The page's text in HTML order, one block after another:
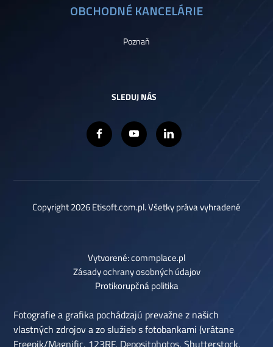
OBCHODNÉ KANCELÁRIE
Poznaň
SLEDUJ NÁS
Copyright 2026 Etisoft.com.pl. Všetky práva vyhradené
Vytvorené: commplace.pl
Zásady ochrany osobných údajov
Protikorupčná politika
Fotografie a grafika pochádzajú prevažne z našich
vlastných zdrojov a zo služieb s fotobankami (vrátane
Freepik/Magnific, 123RF, Depositphotos, Shutterstock,